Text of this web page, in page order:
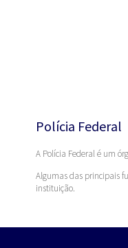
Polícia Federal
A Polícia Federal é um
Algumas das principais
instituição.